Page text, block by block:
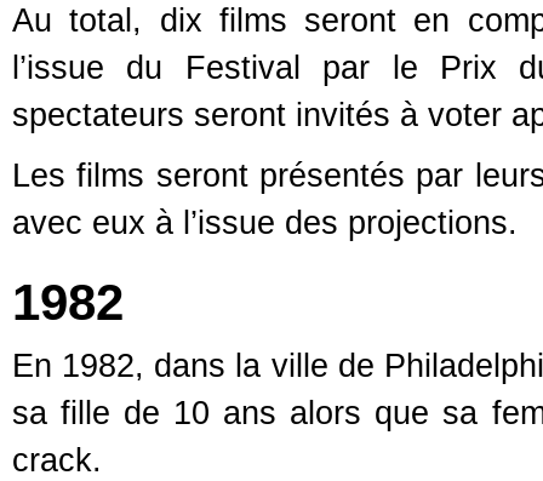
Au total, dix films seront en
l’issue du Festival par le Prix
spectateurs seront invités à voter
Les films seront présentés par
avec eux à l’issue des projections.
1982
En 1982, dans la ville de
sa fille de 10 ans alors que sa
crack.